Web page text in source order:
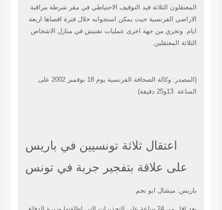
المعتقلون الثلاثة قيد التوقيف الاحتياطي في مقر شرطة مراقبة
الاراضي
الفرنسية حيث يمكن استجوابه خلال فترة اقصاها اربعة
ايام. وتجري من جهة اخرى عمليات تفتيش في منازل الاشخاص
الثلاثة المعتقلين.
(
المصدر: وكالة الصحافة الفرنسية يوم 18 نوفمبر 2002 على
الساعة
13و25 دقيقة)
اعتقال ثلاثة تونسيين في باريس
على علاقة بتفجير جربة في تونس
باريس: ميشال ابو نجم